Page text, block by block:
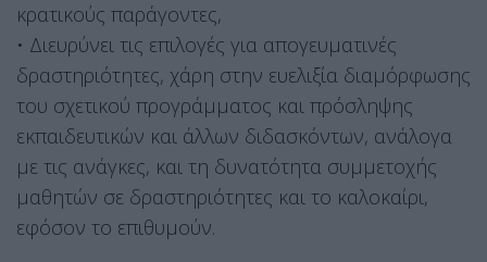
κρατικούς παράγοντες,
• Διευρύνει τις επιλογές για απογευματινές
δραστηριότητες, χάρη στην ευελιξία διαμόρφωσης
του σχετικού προγράμματος και πρόσληψης
εκπαιδευτικών και άλλων διδασκόντων, ανάλογα
με τις ανάγκες, και τη δυνατότητα συμμετοχής
μαθητών σε δραστηριότητες και το καλοκαίρι,
εφόσον το επιθυμούν.